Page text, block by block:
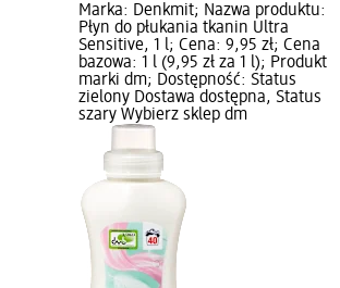
Marka: Denkmit; Nazwa produktu:
Płyn do płukania tkanin Ultra
Sensitive, 1 l; Cena: 9,95 zł; Cena
bazowa: 1 l (9,95 zł za 1 l); Produkt
marki dm; Dostępność: Status
zielony Dostawa dostępna, Status
szary Wybierz sklep dm